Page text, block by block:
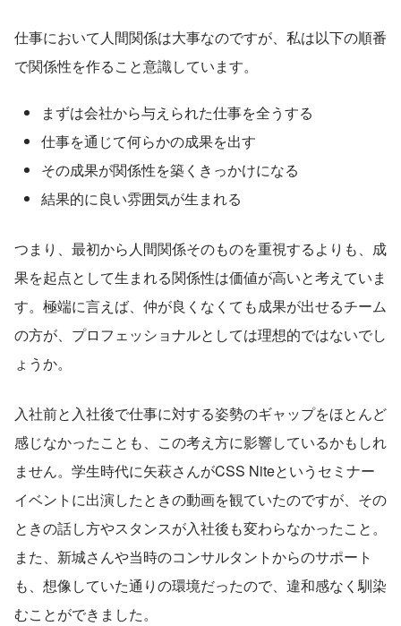
仕事において人間関係は大事なのですが、私は以下の順番
で関係性を作ること意識しています。
まずは会社から与えられた仕事を全うする
仕事を通じて何らかの成果を出す
その成果が関係性を築くきっかけになる
結果的に良い雰囲気が生まれる
つまり、最初から人間関係そのものを重視するよりも、成
果を起点として生まれる関係性は価値が高いと考えていま
す。極端に言えば、仲が良くなくても成果が出せるチーム
の方が、プロフェッショナルとしては理想的ではないでし
ょうか。
入社前と入社後で仕事に対する姿勢のギャップをほとんど
感じなかったことも、この考え方に影響しているかもしれ
ません。学生時代に矢萩さんがCSS Niteというセミナー
イベントに出演したときの動画を観ていたのですが、その
ときの話し方やスタンスが入社後も変わらなかったこと。
また、新城さんや当時のコンサルタントからのサポート
も、想像していた通りの環境だったので、違和感なく馴染
むことができました。